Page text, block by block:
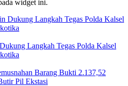
widget ini.
Langkah Tegas Polda Kalsel
Barang Bukti 2.137,52
Pil Ekstasi